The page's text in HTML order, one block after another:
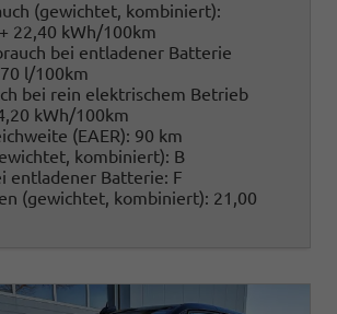
(gewichtet, kombiniert):
22,40 kWh/100km
bei entladener Batterie
l/100km
bei rein elektrischem Betrieb
kWh/100km
(EAER): 90 km
kombiniert): B
entladener Batterie: F
(gewichtet, kombiniert): 21,00